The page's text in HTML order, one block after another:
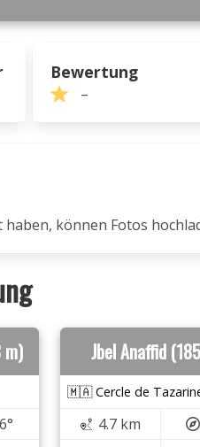
Bewertung
–
können Fotos
m) Jbel Anaffid
🇲🇦 Cercle de
4.7 km